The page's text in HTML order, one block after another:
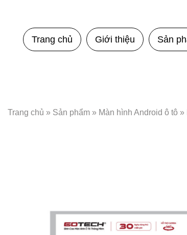
Trang chủ Giới thiệu Sản
Trang chủ » Sản phẩm » Màn hình Android ô tô »